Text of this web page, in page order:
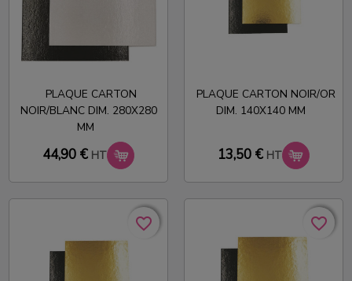
PLAQUE CARTON
NOIR/BLANC DIM. 280X280
MM
44,90 € HT
PLAQUE CARTON NOIR/OR
DIM. 140X140 MM
13,50 € HT
favorite_border
favorite_border favorite_border
favorite_border